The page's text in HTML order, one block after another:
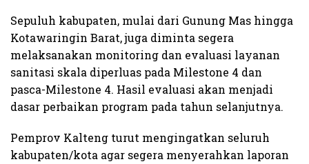
Sepuluh kabupaten, mulai dari Gunung Mas hingga
Kotawaringin Barat, juga diminta segera
melaksanakan monitoring dan evaluasi layanan
sanitasi skala diperluas pada Milestone 4 dan
pasca-Milestone 4. Hasil evaluasi akan menjadi
dasar perbaikan program pada tahun selanjutnya.
Pemprov Kalteng turut mengingatkan seluruh
kabupaten/kota agar segera menyerahkan laporan